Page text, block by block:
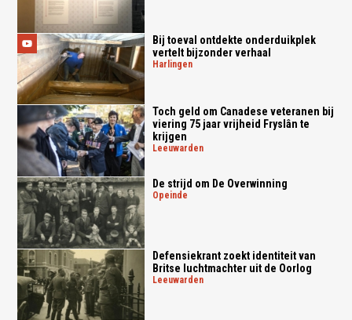
Bij toeval ontdekte onderduikplek
vertelt bijzonder verhaal
harlingen
Toch geld om Canadese veteranen bij
viering 75 jaar vrijheid Fryslân te
krijgen
leeuwarden
De strijd om De Overwinning
opeinde
Defensiekrant zoekt identiteit van
Britse luchtmachter uit de Oorlog
leeuwarden